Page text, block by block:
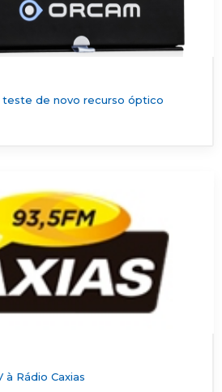
teste de novo recurso óptico
à Rádio Caxias